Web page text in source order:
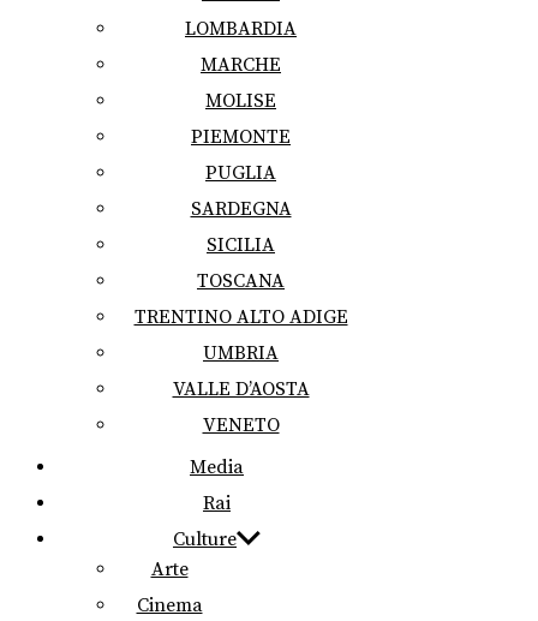
LOMBARDIA
MARCHE
MOLISE
PIEMONTE
PUGLIA
SARDEGNA
SICILIA
TOSCANA
TRENTINO ALTO ADIGE
UMBRIA
VALLE D’AOSTA
VENETO
Media
Rai
Culture
Arte
Cinema